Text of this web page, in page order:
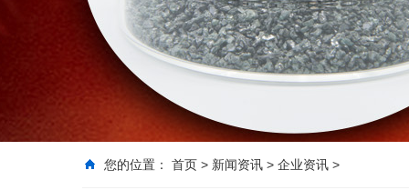
您的位置： 首页 > 新闻资讯 > 企业资讯 >